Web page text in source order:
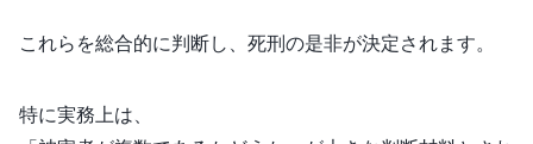
これらを総合的に判断し、死刑の是非が決定されます。
特に実務上は、